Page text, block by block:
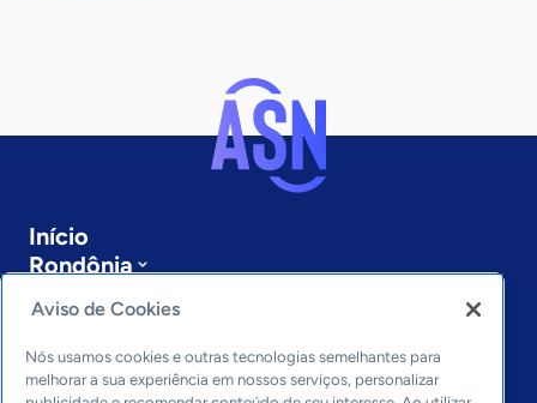
Início
Rondônia
Sobre a ASN
Últimas notícias
Entre em contato
Editorias
Aviso de Cookies
Nós usamos cookies e outras tecnologias semelhantes para
melhorar a sua experiência em nossos serviços, personalizar